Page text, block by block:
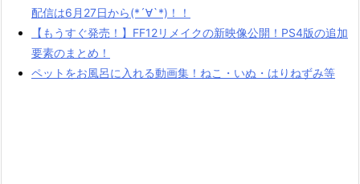
配信は6月27日から(*´∀`*)！！
【もうすぐ発売！】FF12リメイクの新映像公開！PS4版の追加
要素のまとめ！
ペットをお風呂に入れる動画集！ねこ・いぬ・はりねずみ等